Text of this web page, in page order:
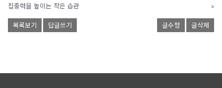
집중력을 높이는 작은 습관
»
목록보기 답글쓰기 글수정 글삭제